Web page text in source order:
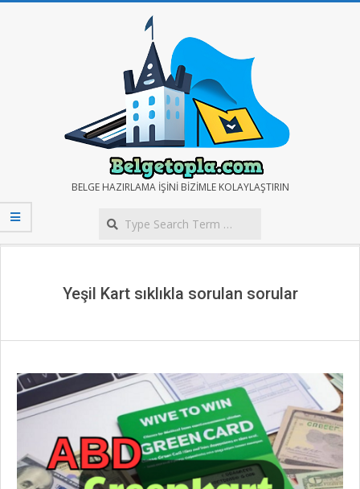
BELGE
TOPLA
BELGE HAZIRLAMA IŞINI BIZIMLE KOLAYLAŞTIRIN
Yeşil Kart sıklıkla sorulan sorular